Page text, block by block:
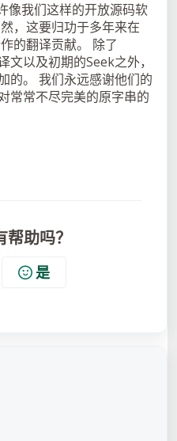
像我们这样的开放源码软
，这要归功于多年来在
的翻译贡献。 除了
以及初期的Seek之外，
的。 我们永远感谢他们的
常常不尽完美的原字串的
助吗？
是